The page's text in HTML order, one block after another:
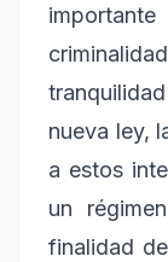
nueva ley,
a estos
un
finalidad